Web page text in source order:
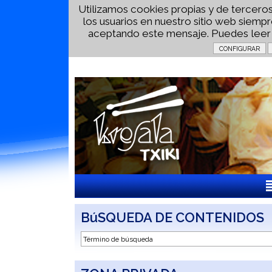
Utilizamos cookies propias y de
los usuarios en nuestro sitio web
aceptando este mensaje. Puedes
BúSQUEDA DE CONTENIDOS